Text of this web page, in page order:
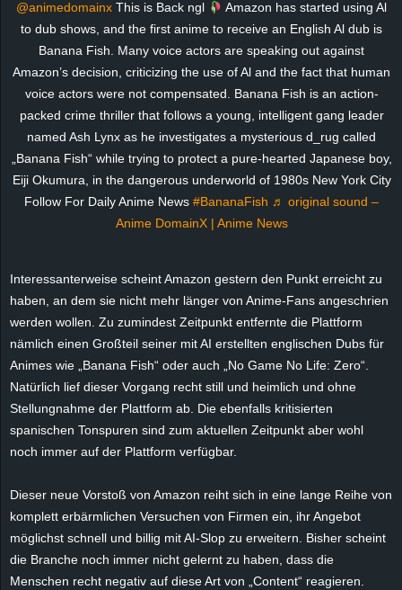
@animedomainx This is Back ngl
Amazon has started using Al
to dub shows, and the first anime to receive an English Al dub is
Banana Fish. Many voice actors are speaking out against
Amazon’s decision, criticizing the use of Al and the fact that human
voice actors were not compensated. Banana Fish is an action-
packed crime thriller that follows a young, intelligent gang leader
named Ash Lynx as he investigates a mysterious d_rug called
„Banana Fish“ while trying to protect a pure-hearted Japanese boy,
Eiji Okumura, in the dangerous underworld of 1980s New York City
Follow For Daily Anime News #BananaFish ♬ original sound –
Anime DomainX | Anime News
Interessanterweise scheint Amazon gestern den Punkt erreicht zu
haben, an dem sie nicht mehr länger von Anime-Fans angeschrien
werden wollen. Zu zumindest Zeitpunkt entfernte die Plattform
nämlich einen Großteil seiner mit AI erstellten englischen Dubs für
Animes wie „Banana Fish“ oder auch „No Game No Life: Zero“.
Natürlich lief dieser Vorgang recht still und heimlich und ohne
Stellungnahme der Plattform ab. Die ebenfalls kritisierten
spanischen Tonspuren sind zum aktuellen Zeitpunkt aber wohl
noch immer auf der Plattform verfügbar.
Dieser neue Vorstoß von Amazon reiht sich in eine lange Reihe von
komplett erbärmlichen Versuchen von Firmen ein, ihr Angebot
möglichst schnell und billig mitAI-Slop zu erweitern. Bisher scheint
die Branche noch immer nicht gelernt zu haben, dass die
Menschen recht negativ auf diese Art von „Content“ reagieren.